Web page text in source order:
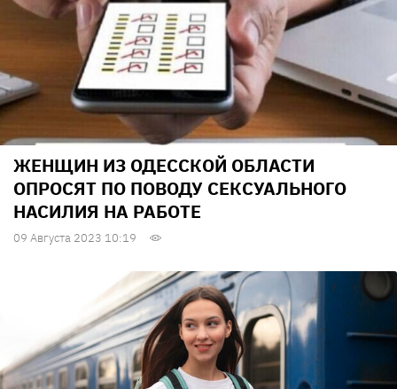
ЖЕНЩИН ИЗ ОДЕССКОЙ ОБЛАСТИ
ОПРОСЯТ ПО ПОВОДУ СЕКСУАЛЬНОГО
НАСИЛИЯ НА РАБОТЕ
09 Августа 2023 10:19